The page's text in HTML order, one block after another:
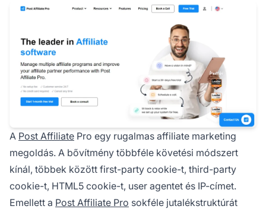
A Post Affiliate Pro egy rugalmas affiliate marketing
megoldás. A bővítmény többféle követési módszert
kínál, többek között first-party cookie-t, third-party
cookie-t, HTML5 cookie-t, user agentet és IP-címet.
Emellett a Post Affiliate Pro sokféle jutalékstruktúrát